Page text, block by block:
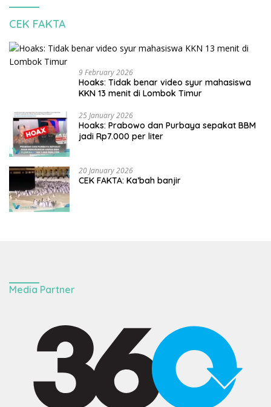
CEK FAKTA
9 February 2026
Hoaks: Tidak benar video syur mahasiswa
KKN 13 menit di Lombok Timur
25 January 2026
Hoaks: Prabowo dan Purbaya sepakat BBM
jadi Rp7.000 per liter
20 January 2026
CEK FAKTA: Ka’bah banjir
Media Partner